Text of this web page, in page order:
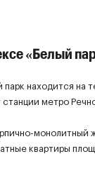
«Белый
находится на
метро
монолитный
квартиры